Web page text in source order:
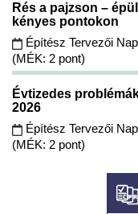
Rés a pajzson –
kényes pontokon
Építész Tervezői
(MÉK: 2 pont)
Évtizedes
2026
Építész Tervezői
(MÉK: 2 pont)